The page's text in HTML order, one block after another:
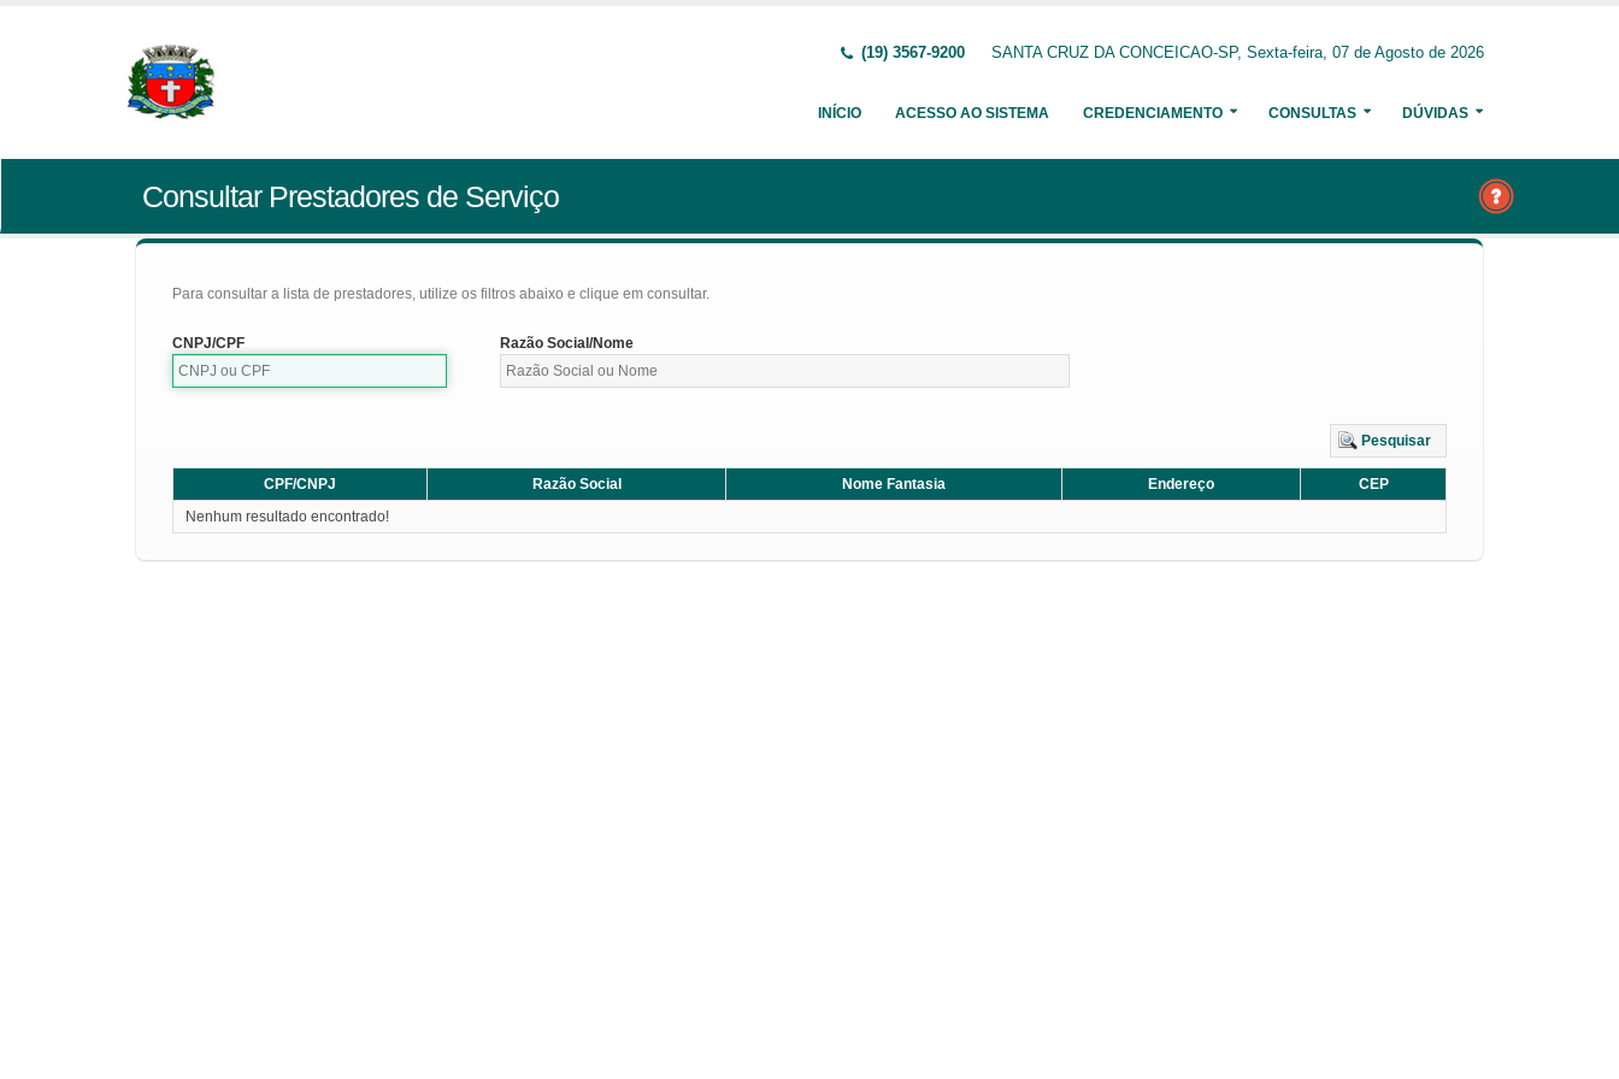
(19) 3567-9200 SANTA CRUZ DA CONCEICAO-SP, Sexta-feira, 07 de Agosto de 2026
INÍCIO ACESSO AO SISTEMA CREDENCIAMENTO CONSULTAS DÚVIDAS
Consultar Prestadores de Serviço
Para consultar a lista de prestadores, utilize os filtros abaixo e clique em consultar.
CNPJ/CPF Razão Social/Nome
Pesquisar
CPF/CNPJ Razão Social Nome Fantasia Endereço
CEP
Nenhum resultado encontrado!